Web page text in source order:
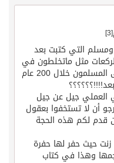
[3]
ومسلم التي كتبت بعد
مثل ماتخلطون في
رددوكم كالعاده والا كيف صلى المسلمون خلال 200 عام
العملي جيل عن جيل
أن لا تستخفوا بعقول
قدم لكم هذه الحجة
زنت حيث حفر لها حفرة
وهذا في كتاب